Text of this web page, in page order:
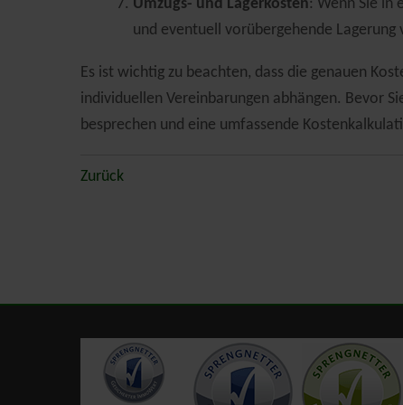
Umzugs- und Lagerkosten: Wenn Sie in
und eventuell vorübergehende Lagerung
Es ist wichtig zu beachten, dass die genauen
individuellen Vereinbarungen abhängen. Bevor
besprechen und eine umfassende
Zurück